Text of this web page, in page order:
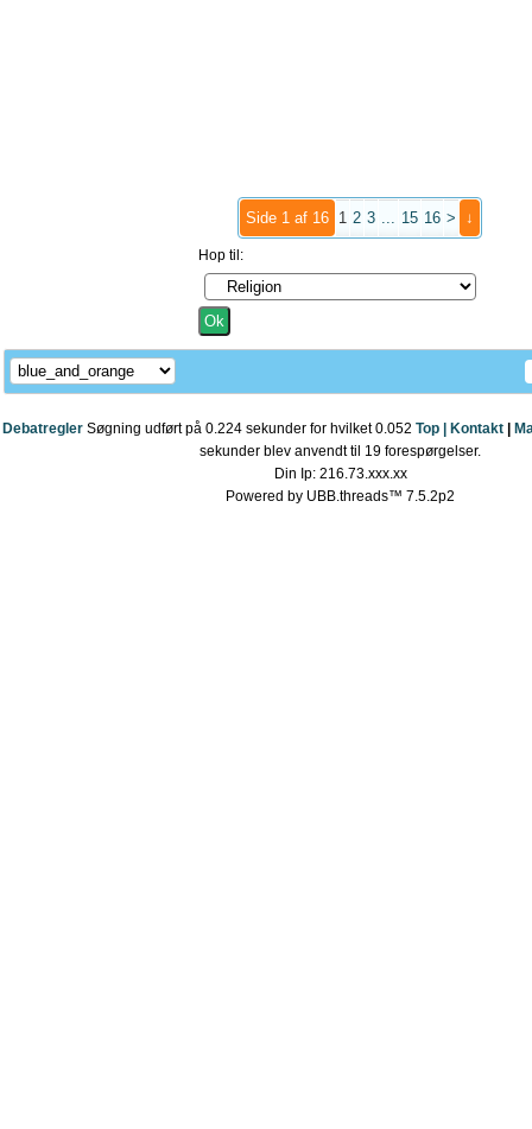
Side 1 af 16 1 2 3 ... 15 16 > ↓
Hop til:
Debatregler Top | Kontakt
Søgning udført på 0.224 sekunder for hvilket 0.052
sekunder blev anvendt til 19 forespørgelser.
Din Ip: 216.73.xxx.xx
Powered by UBB.threads™ 7.5.2p2